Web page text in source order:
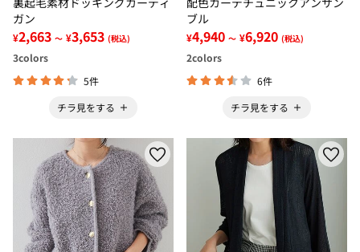
ガン
¥2,663 ～ ¥3,653 (税込)
3colors
5件
チラ見をする
ブル
¥4,940 ～ ¥6,920 (税込)
2colors
6件
チラ見をする